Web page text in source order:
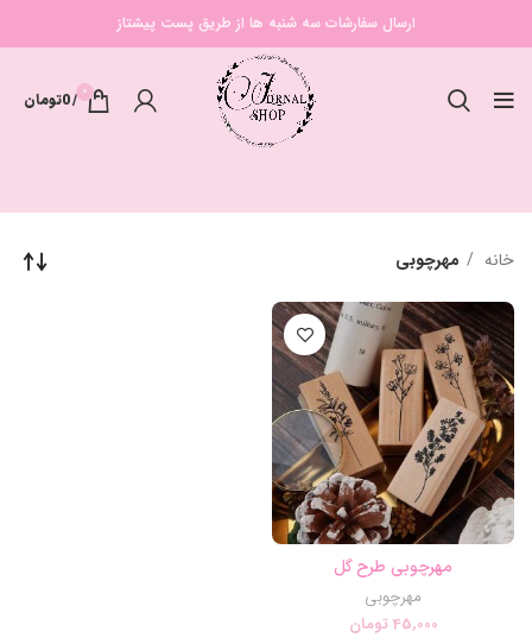
ارسال سفارشات سه شنبه ها از طریق پست پیشتاز
0
/
0تومان
خانه مهرچوبی
مهرچوبی طرح گل
مهرچوبی
45,000 تومان